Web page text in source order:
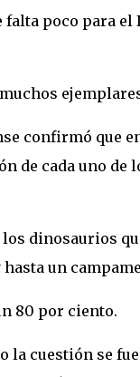
poco para el
confirmó que
de cada uno de
dinosaurios
hasta un
80 por ciento.
la cuestión se